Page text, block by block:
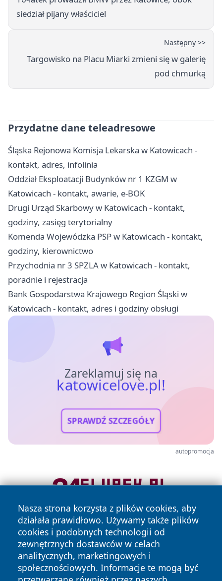
siedział pijany właściciel
Następny >>
Targowisko na Placu Miarki zmieni się w galerię
pod chmurką
Przydatne dane teleadresowe
Śląska Rejonowa Komisja Lekarska w Katowicach -
kontakt, adres, infolinia
Oddział Eksploatacji Budynków nr 1 KZGM w
Katowicach - kontakt, awarie, e-BOK
Drugi Urząd Skarbowy w Katowicach - kontakt,
godziny, zasięg terytorialny
Komenda Wojewódzka PSP w Katowicach - kontakt,
godziny, kierownictwo
Przychodnia nr 3 SPZLA w Katowicach - kontakt,
poradnie i rejestracja
Bank Gospodarstwa Krajowego Region Śląski w
Katowicach - kontakt, adres i godziny obsługi
Zareklamuj się na
katowicelove.pl!
SPRAWDŹ SZCZEGÓŁY
autopromocja
Nasza strona korzysta z plików cookies, aby
działała prawidłowo. Używamy także plików
cookies i podobnych technologii od
zewnętrznych dostawców w celach
analitycznych, marketingowych i
społecznościowych. Informacje te mogą być